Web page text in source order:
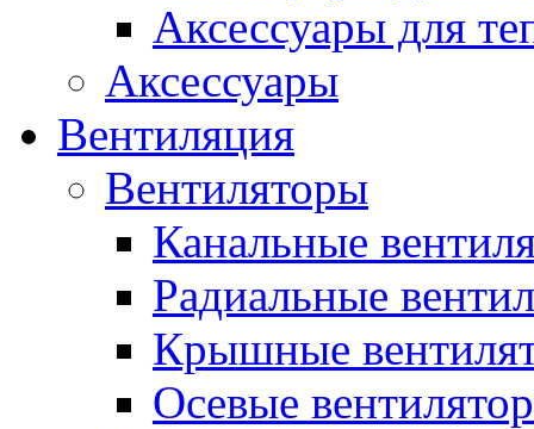
Аксессуары для
Аксессуары
Вентиляция
Вентиляторы
Канальные
Радиальные
Крышные
Осевые